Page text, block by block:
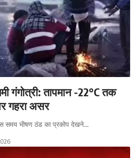
गंगोत्री: तापमान -22°C तक
गहरा असर
समय भीषण ठंड का प्रकोप देखने…